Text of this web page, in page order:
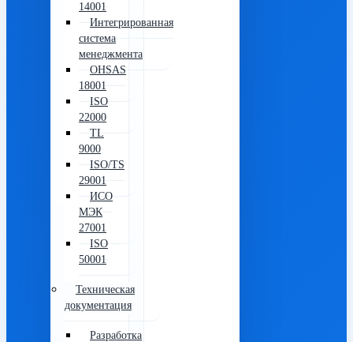
14001
Интегрированная
система
менеджмента
OHSAS
18001
ISO
22000
TL
9000
ISO/TS
29001
ИСО
МЭК
27001
ISO
50001
Техническая
документация
Разработка